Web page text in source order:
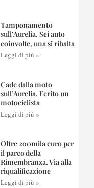
Tamponamento
sull’Aurelia. Sei auto
coinvolte, una si ribalta
Leggi di più »
Cade dalla moto
sull’Aurelia. Ferito un
motociclista
Leggi di più »
Oltre 200mila euro per
il parco della
Rimembranza. Via alla
riqualificazione
Leggi di più »